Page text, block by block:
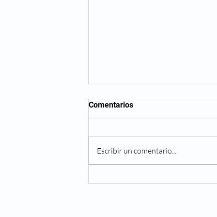
Comunicado de prensa
Comentarios
Escribir un comentario...